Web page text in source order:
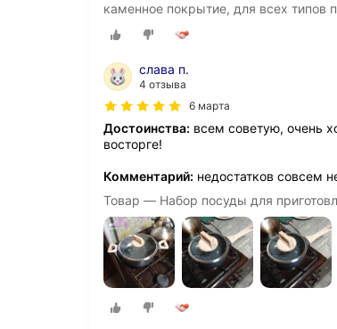
каменное покрытие, для всех типов
слава п.
4 отзыва
6 марта
Достоинства: всем советую, очень
восторге!
Комментарий: недостатков совсем
Товар — Набор посуды для